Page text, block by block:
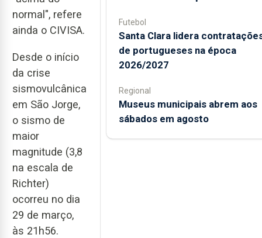
normal", refere
ainda o CIVISA.
Desde o início
da crise
sismovulcânica
em São Jorge,
o sismo de
maior
magnitude (3,8
na escala de
Richter)
ocorreu no dia
29 de março,
às 21h56.
Futebol
Santa Clara lidera
de portugueses na época
2026/2027
Regional
Museus municipais abrem aos
sábados em agosto